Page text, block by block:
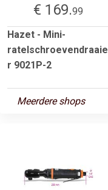
€ 169.99
Hazet - Mini-
ratelschroevendraaie
r 9021P-2
Meerdere shops